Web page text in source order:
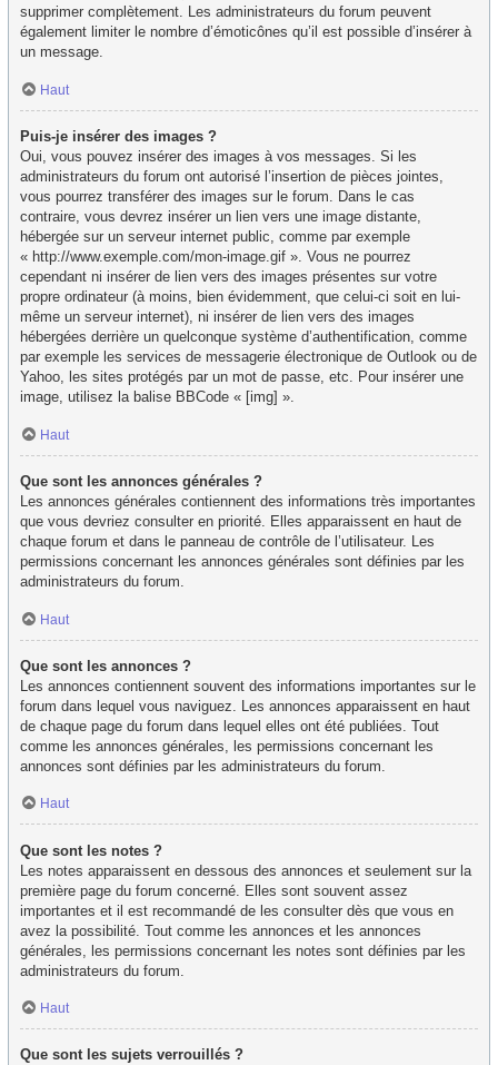
supprimer complètement. Les administrateurs du forum peuvent
également limiter le nombre d’émoticônes qu’il est possible d’insérer à
un message.
Haut
Puis-je insérer des images ?
Oui, vous pouvez insérer des images à vos messages. Si les
administrateurs du forum ont autorisé l’insertion de pièces jointes,
vous pourrez transférer des images sur le forum. Dans le cas
contraire, vous devrez insérer un lien vers une image distante,
hébergée sur un serveur internet public, comme par exemple
« http://www.exemple.com/mon-image.gif ». Vous ne pourrez
cependant ni insérer de lien vers des images présentes sur votre
propre ordinateur (à moins, bien évidemment, que celui-ci soit en lui-
même un serveur internet), ni insérer de lien vers des images
hébergées derrière un quelconque système d’authentification, comme
par exemple les services de messagerie électronique de Outlook ou de
Yahoo, les sites protégés par un mot de passe, etc. Pour insérer une
image, utilisez la balise BBCode « [img] ».
Haut
Que sont les annonces générales ?
Les annonces générales contiennent des informations très importantes
que vous devriez consulter en priorité. Elles apparaissent en haut de
chaque forum et dans le panneau de contrôle de l’utilisateur. Les
permissions concernant les annonces générales sont définies par les
administrateurs du forum.
Haut
Que sont les annonces ?
Les annonces contiennent souvent des informations importantes sur le
forum dans lequel vous naviguez. Les annonces apparaissent en haut
de chaque page du forum dans lequel elles ont été publiées. Tout
comme les annonces générales, les permissions concernant les
annonces sont définies par les administrateurs du forum.
Haut
Que sont les notes ?
Les notes apparaissent en dessous des annonces et seulement sur la
première page du forum concerné. Elles sont souvent assez
importantes et il est recommandé de les consulter dès que vous en
avez la possibilité. Tout comme les annonces et les annonces
générales, les permissions concernant les notes sont définies par les
administrateurs du forum.
Haut
Que sont les sujets verrouillés ?